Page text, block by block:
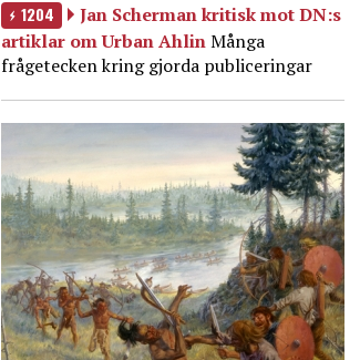
1204
Jan Scherman kritisk mot DN:s
artiklar om Urban AhlinMånga
frågetecken kring gjorda publiceringar